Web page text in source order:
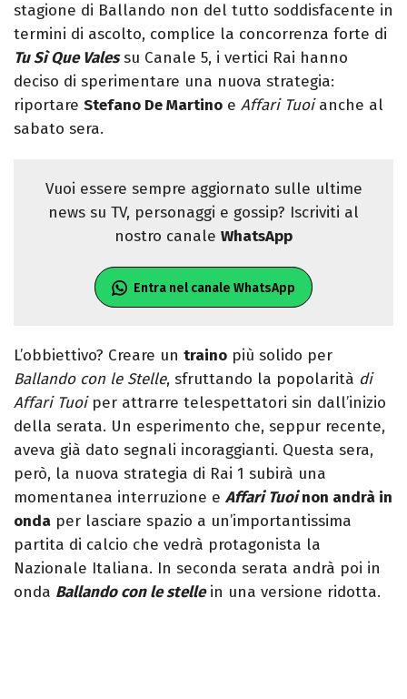
stagione di Ballando non del tutto soddisfacente in
termini di ascolto, complice la concorrenza forte di
Tu Sì Que Valessu Canale 5, i vertici Rai hanno
deciso di sperimentare una nuova strategia:
riportare Stefano De Martino e Affari Tuoianche al
sabato sera.
Vuoi essere sempre aggiornato sulle ultime
news su TV, personaggi e gossip? Iscriviti al
nostro canale WhatsApp
Entra nel canale WhatsApp
L’obbiettivo? Creare un traino più solido per
Ballando con le Stelle, sfruttando la popolarità di
Affari Tuoiper attrarre telespettatori sin dall’inizio
della serata. Un esperimento che, seppur recente,
aveva già dato segnali incoraggianti. Questa sera,
però, la nuova strategia di Rai 1 subirà una
momentanea interruzione e Affari Tuoinon andrà in
onda per lasciare spazio a un’importantissima
partita di calcio che vedrà protagonista la
Nazionale Italiana. In seconda serata andrà poi in
onda Ballando con le stellein una versione ridotta.